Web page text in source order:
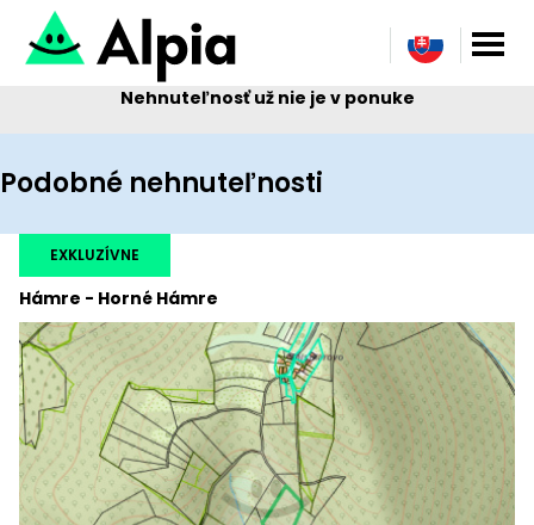
Nehnuteľnosť už nie je v ponuke
Podobné nehnuteľnosti
Hámre - Horné Hámre
EXKLUZÍVNE